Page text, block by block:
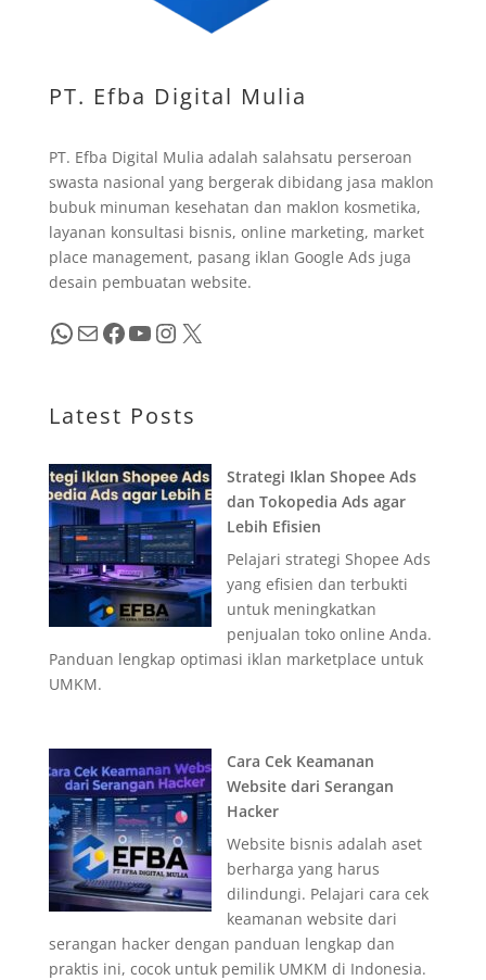
PT. Efba Digital Mulia
PT. Efba Digital Mulia adalah salahsatu perseroan
swasta nasional yang bergerak dibidang jasa maklon
bubuk minuman kesehatan dan maklon kosmetika,
layanan konsultasi bisnis, online marketing, market
place management, pasang iklan Google Ads juga
desain pembuatan website.
WhatsApp Mail Facebook YouTube InstagramX
Latest Posts
Strategi Iklan Shopee Ads
dan Tokopedia Ads agar
Lebih Efisien
Pelajari strategi Shopee Ads
yang efisien dan terbukti
untuk meningkatkan
penjualan toko online Anda.
Panduan lengkap optimasi iklan marketplace untuk
UMKM.
Cara Cek Keamanan
Website dari Serangan
Hacker
Website bisnis adalah aset
berharga yang harus
dilindungi. Pelajari cara cek
keamanan website dari
serangan hacker dengan panduan lengkap dan
praktis ini, cocok untuk pemilik UMKM di Indonesia.